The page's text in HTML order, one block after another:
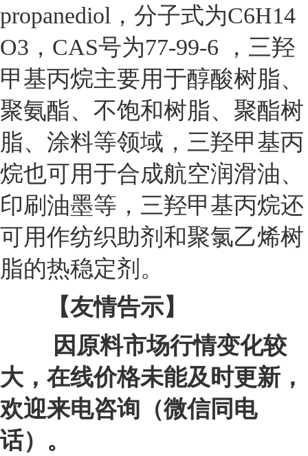
propanediol，分子式为C6H14
O3，CAS号为77-99-6 ，三羟
甲基丙烷主要用于醇酸树脂、
聚氨酯、不饱和树脂、聚酯树
脂、涂料等领域，三羟甲基丙
烷也可用于合成航空润滑油、
印刷油墨等，三羟甲基丙烷还
可用作纺织助剂和聚氯乙烯树
脂的热稳定剂。
【友情告示】
因原料市场行情变化较
大，在线价格未能及时更新，
欢迎来电咨询（微信同电
话）。